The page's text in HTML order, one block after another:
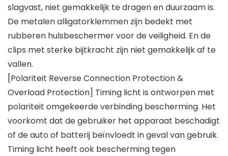
slagvast, niet gemakkelijk te dragen en duurzaam is.
De metalen alligatorklemmen zijn bedekt met
rubberen hulsbeschermer voor de veiligheid. En de
clips met sterke bijtkracht zijn niet gemakkelijk af te
vallen.
[Polariteit Reverse Connection Protection &
Overload Protection] Timing licht is ontworpen met
polariteit omgekeerde verbinding bescherming. Het
voorkomt dat de gebruiker het apparaat beschadigt
of de auto of batterij beïnvloedt in geval van gebruik.
Timing licht heeft ook bescherming tegen